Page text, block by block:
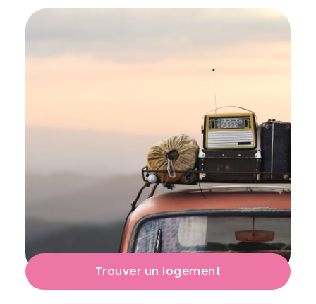
Trouver un logement